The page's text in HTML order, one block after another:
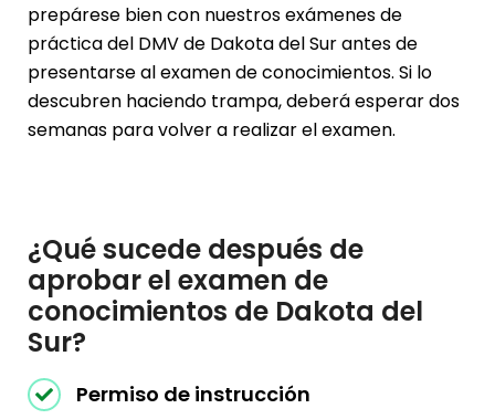
prepárese bien con nuestros exámenes de
práctica del DMV de Dakota del Sur antes de
presentarse al examen de conocimientos. Si lo
descubren haciendo trampa, deberá esperar dos
semanas para volver a realizar el examen.
¿Qué sucede después de
aprobar el examen de
conocimientos de Dakota del
Sur?
Permiso de instrucción